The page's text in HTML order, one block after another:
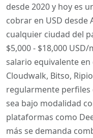
desde 2020 y hoy es
cobrar en USD desde
cualquier ciudad del
$5,000 - $18,000
salario equivalente
Cloudwalk, Bitso,
regularmente perfiles
sea bajo modalidad
plataformas como
más se demanda